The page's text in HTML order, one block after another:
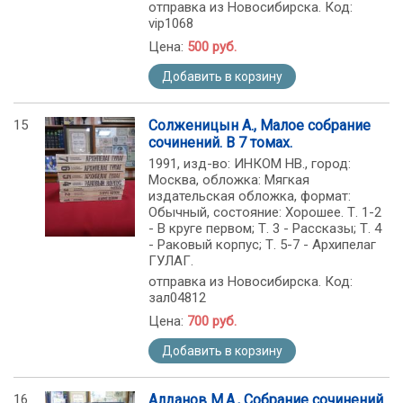
отправка из Новосибирска. Код:
vip1068
Цена: 500 руб.
Добавить в корзину
15
Солженицын А., Малое собрание
сочинений. В 7 томах.
1991, изд-во: ИНКОМ НВ., город:
Москва, обложка: Мягкая
издательская обложка, формат:
Обычный, состояние: Хорошее. Т. 1-2
- В круге первом; Т. 3 - Рассказы; Т. 4
- Раковый корпус; Т. 5-7 - Архипелаг
ГУЛАГ.
отправка из Новосибирска. Код:
зал04812
Цена: 700 руб.
Добавить в корзину
16